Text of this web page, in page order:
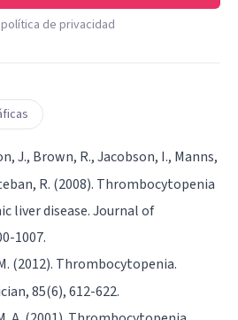
de privacidad
J., Brown, R., Jacobson, I., Manns,
R. (2008). Thrombocytopenia
liver disease. Journal of
1007.
(2012). Thrombocytopenia.
85(6), 612-622.